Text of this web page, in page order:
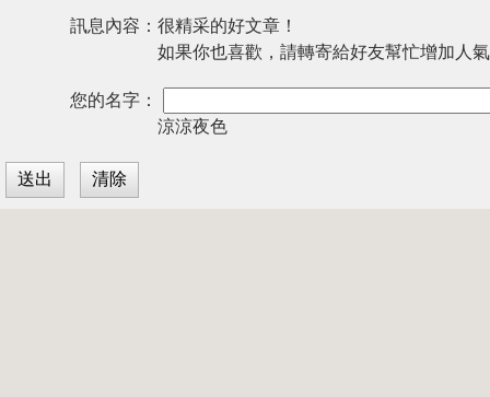
訊息內容： 很精采的好文章！
如果你也喜歡，請轉寄給好友幫忙增加人
您的名字：
涼涼夜色